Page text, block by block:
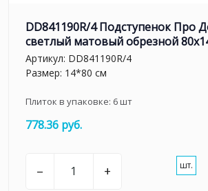
DD841190R/4 Подступенок Про
светлый матовый обрезной
Артикул: DD841190R/4
Размер: 14*80 см
Плиток в упаковке: 6шт
778.36 руб.
– + шт.